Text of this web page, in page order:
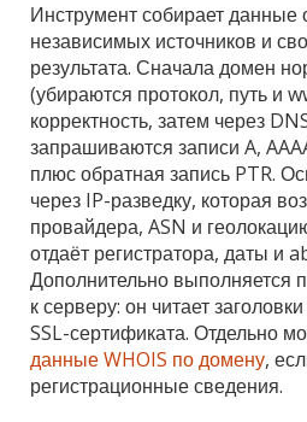
Инструмент собирает данные
независимых источников и
результата. Сначала домен
(убираются протокол, путь и
корректность, затем через
запрашиваются записи A,
плюс обратная запись PTR.
через IP-разведку, которая
провайдера, ASN и
отдаёт регистратора, даты и
Дополнительно выполняется
к серверу: он читает
SSL-сертификата. Отдельно
данные WHOIS по домену,
регистрационные сведения.